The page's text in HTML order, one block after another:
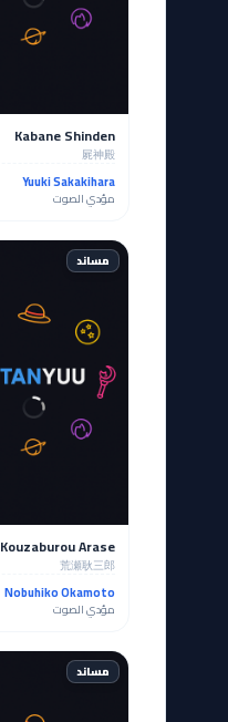
Kabane Shinden
屍神殿
Yuuki Sakakihara
مؤدي الصوت
مساند
Kouzaburou Arase
荒瀬耿三郎
Nobuhiko Okamoto
مؤدي الصوت
مساند